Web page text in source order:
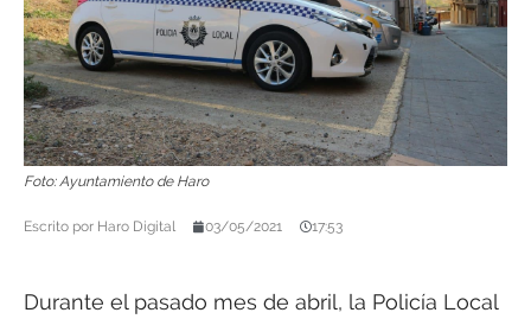
Foto: Ayuntamiento de Haro
Escrito por Haro Digital 03/05/2021 17:53
Durante el pasado mes de abril, la Policía Local